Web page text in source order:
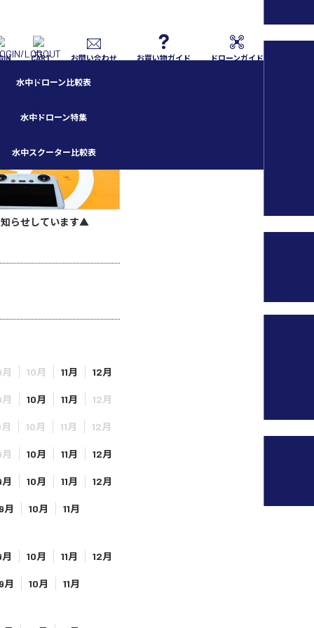
CART お問い合わせ お買い物ガイド ドローンガイド
水中ドローン比較表
水中ドローン特集
水中スクーター比較表
知らせしています▲
月 10月 11月 12月
月 10月 11月 12月
10月 11月 12月
月 10月 11月 12月
月 10月 11月 12月
9月 10月
11月
月 10月 11月 12月
9月 10月
11月